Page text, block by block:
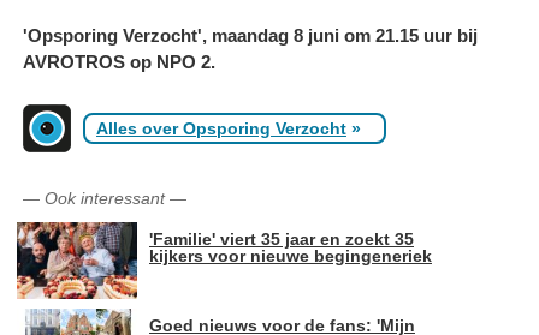
'Opsporing Verzocht', maandag 8 juni om 21.15 uur bij
AVROTROS op NPO 2.
Alles over Opsporing Verzocht »
— Ook interessant—
'Familie' viert 35 jaar en zoekt 35
kijkers voor nieuwe begingeneriek
Goed nieuws voor de fans: 'Mijn